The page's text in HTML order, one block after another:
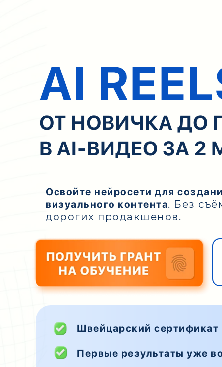
ОТ НОВИЧКА ДО
В AI-ВИДЕО ЗА 2
AI
Швейцарский
Первые результаты уже
Освойте нейросети для
визуального контента. Без
дорогих продакшенов.